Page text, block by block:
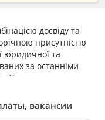
досвіду та
присутністю
юридичної та
за останніми
Хоча торгова марка
вже понад 15
у своїй
вакансии